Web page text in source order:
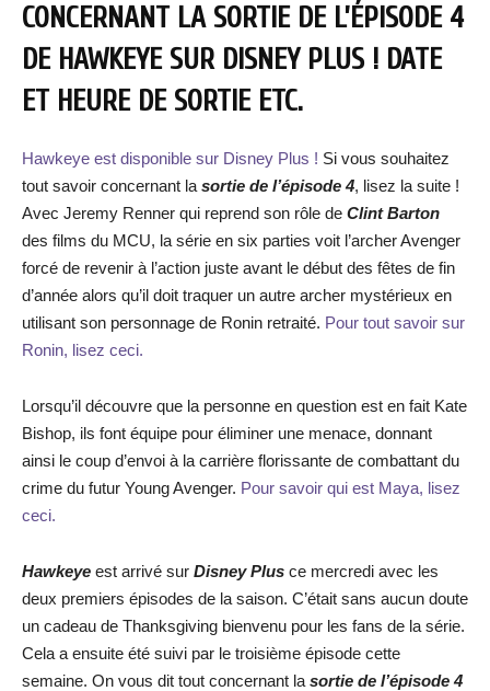
CONCERNANT LA SORTIE DE L’ÉPISODE 4
DE HAWKEYE SUR DISNEY PLUS ! DATE
ET HEURE DE SORTIE ETC.
Hawkeye est disponible sur Disney Plus ! Si vous souhaitez
tout savoir concernant la sortie de l’épisode 4, lisez la suite !
Avec Jeremy Renner qui reprend son rôle de Clint Barton
des films du MCU, la série en six parties voit l’archer Avenger
forcé de revenir à l’action juste avant le début des fêtes de fin
d’année alors qu’il doit traquer un autre archer mystérieux en
utilisant son personnage de Ronin retraité. Pour tout savoir sur
Ronin, lisez ceci.
Lorsqu’il découvre que la personne en question est en fait Kate
Bishop, ils font équipe pour éliminer une menace, donnant
ainsi le coup d’envoi à la carrière florissante de combattant du
crime du futur Young Avenger. Pour savoir qui est Maya, lisez
ceci.
Hawkeye est arrivé sur Disney Plus ce mercredi avec les
deux premiers épisodes de la saison. C’était sans aucun doute
un cadeau de Thanksgiving bienvenu pour les fans de la série.
Cela a ensuite été suivi par le troisième épisode cette
semaine. On vous dit tout concernant la sortie de l’épisode 4